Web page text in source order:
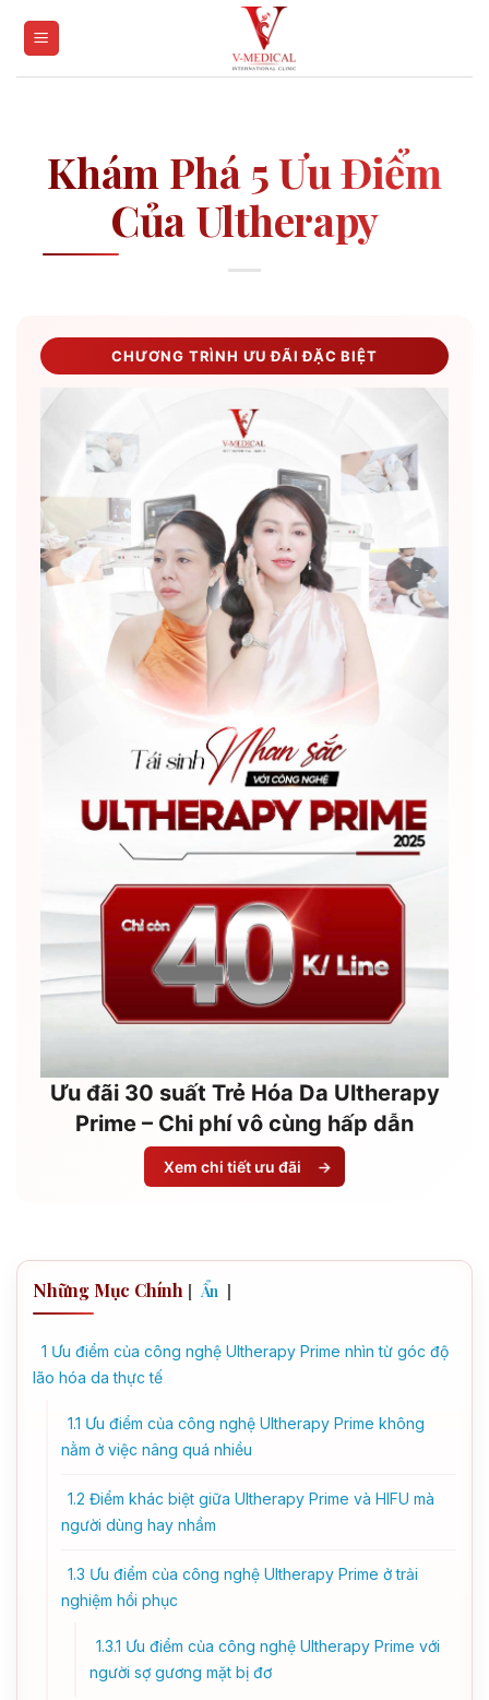
Khám Phá 5 Ưu Điểm
Của Ultherapy
CHƯƠNG TRÌNH ƯU ĐÃI ĐẶC BIỆT
Ưu đãi 30 suất Trẻ Hóa Da Ultherapy
Prime – Chi phí vô cùng hấp dẫn
Xem chi tiết ưu đãi →
Những Mục Chính [ Ẩn ]
1 Ưu điểm của công nghệ Ultherapy Prime nhìn từ góc độ
lão hóa da thực tế
1.1 Ưu điểm của công nghệ Ultherapy Prime không
nằm ở việc nâng quá nhiều
1.2 Điểm khác biệt giữa Ultherapy Prime và HIFU mà
người dùng hay nhầm
1.3 Ưu điểm của công nghệ Ultherapy Prime ở trải
nghiệm hồi phục
1.3.1 Ưu điểm của công nghệ Ultherapy Prime với
người sợ gương mặt bị đơ